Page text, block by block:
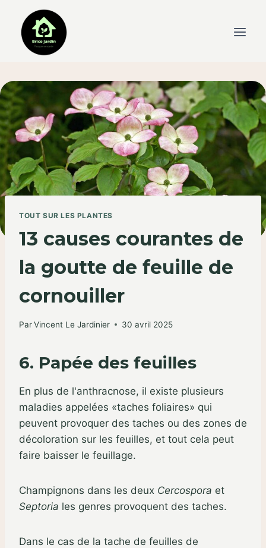
content
TOUT SUR LES PLANTES
13 causes courantes de
la goutte de feuille de
cornouiller
ParVincent Le Jardinier 30 avril 2025
6. Papée des feuilles
En plus de l'anthracnose, il existe plusieurs
maladies appelées «taches foliaires» qui
peuvent provoquer des taches ou des zones de
décoloration sur les feuilles, et tout cela peut
faire baisser le feuillage.
Champignons dans les deux Cercospora et
Septoria les genres provoquent des taches.
Dans le cas de la tache de feuilles de